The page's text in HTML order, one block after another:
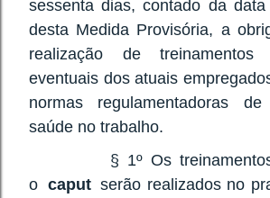
sessenta dias, contado da
desta Medida Provisória, a
realização de
eventuais dos atuais
normas regulamentadoras
saúde no trabalho.
§ 1º Os
o caput serão realizados no